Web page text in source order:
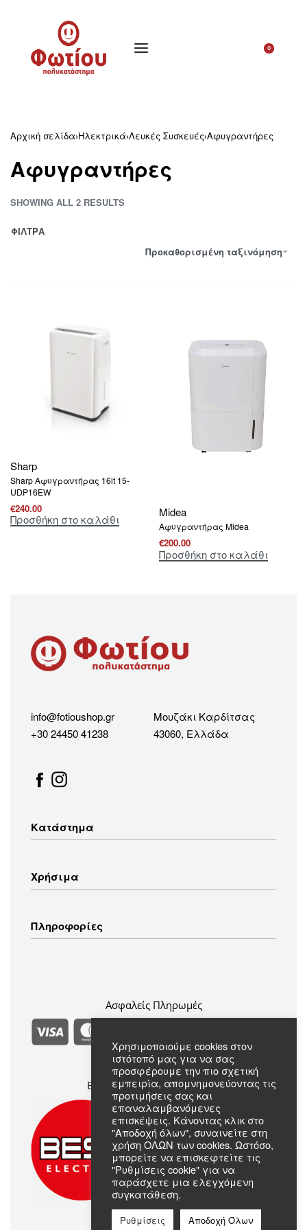
0
Αρχική σελίδα›Ηλεκτρικά›Λευκές Συσκευές›Αφυγραντήρες
Αφυγραντήρες
SHOWING ALL 2 RESULTS
Προκαθορισμένη ταξινόμηση
ΦΙΛΤΡΑ
Sharp
Sharp Αφυγραντήρας 16lt 15-
UDP16EW
€240.00
Προσθήκη στο καλάθι
Midea
Αφυγραντήρας Midea
€200.00
Προσθήκη στο καλάθι
info@fotioushop.gr
+30 24450 41238
Μουζάκι Καρδίτσας
43060, Ελλάδα
Κατάστημα
Οικιακός Εξοπλισμός
Ενδύματα
Χρήσιμα
Τρόποι Πληρωμής
Πληροφορίες
Ασφαλείς Πληρωμές
Επίσημο Μέλος Best Electric
Χρησιμοποιούμε cookies στον
ιστότοπό μας για να σας
προσφέρουμε την πιο σχετική
εμπειρία, απομνημονεύοντας τις
προτιμήσεις σας και
επαναλαμβανόμενες
επισκέψεις. Κάνοντας κλικ στο
"Αποδοχή όλων", συναινείτε στη
χρήση ΟΛΩΝ των cookies. Ωστόσο,
μπορείτε να επισκεφτείτε τις
"Ρυθμίσεις cookie" για να
παράσχετε μια ελεγχόμενη
συγκατάθεση.
Ρυθμίσεις Αποδοχή Όλων